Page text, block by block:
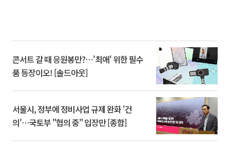
콘서트 갈 때 응원봉만?⋯'최애' 위한 필수
품 등장이오! [솔드아웃]
서울시, 정부에 정비사업 규제 완화 '건
의'⋯국토부 "협의 중" 입장만 [종합]